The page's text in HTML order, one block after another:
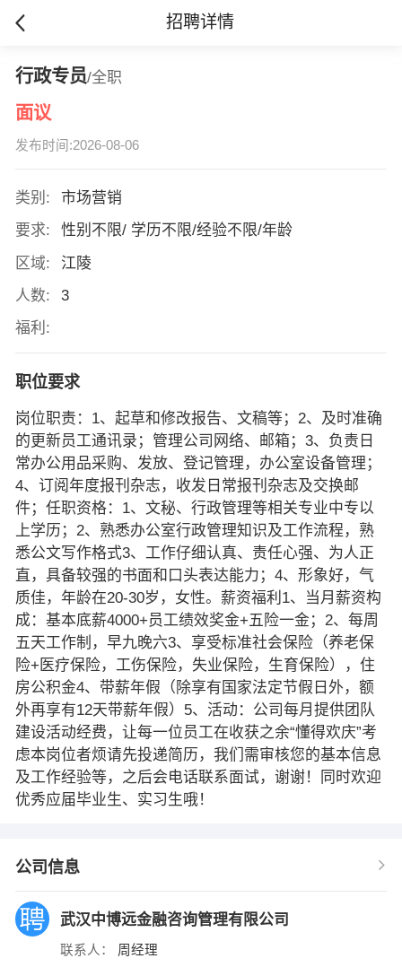
招聘详情
行政专员/全职
面议
发布时间:2026-08-06
类别:
市场营销
要求:
性别不限/ 学历不限/经验不限/年龄
区域:
江陵
人数:
3
福利:
职位要求
岗位职责：1、起草和修改报告、文稿等；2、及时准确
的更新员工通讯录；管理公司网络、邮箱；3、负责日
常办公用品采购、发放、登记管理，办公室设备管理；
4、订阅年度报刊杂志，收发日常报刊杂志及交换邮
件；任职资格：1、文秘、行政管理等相关专业中专以
上学历；2、熟悉办公室行政管理知识及工作流程，熟
悉公文写作格式3、工作仔细认真、责任心强、为人正
直，具备较强的书面和口头表达能力；4、形象好，气
质佳，年龄在20-30岁，女性。薪资福利1、当月薪资构
成：基本底薪4000+员工绩效奖金+五险一金；2、每周
五天工作制，早九晚六3、享受标准社会保险（养老保
险+医疗保险，工伤保险，失业保险，生育保险），住
房公积金4、带薪年假（除享有国家法定节假日外，额
外再享有12天带薪年假）5、活动：公司每月提供团队
建设活动经费，让每一位员工在收获之余“懂得欢庆”考
虑本岗位者烦请先投递简历，我们需审核您的基本信息
及工作经验等，之后会电话联系面试，谢谢！同时欢迎
优秀应届毕业生、实习生哦！
公司信息
武汉中博远金融咨询管理有限公司
联系人： 周经理